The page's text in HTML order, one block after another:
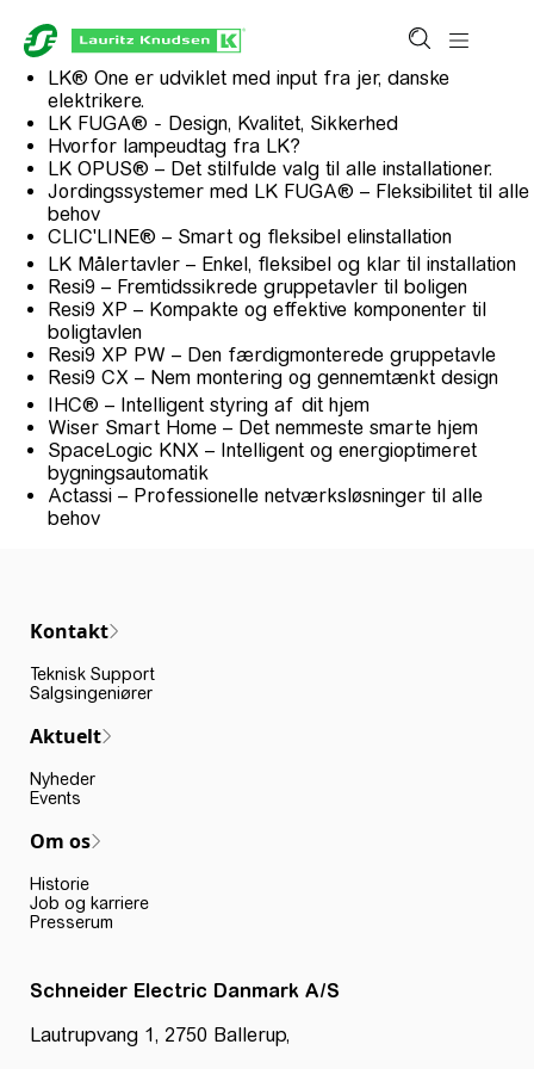
LK® One er udviklet med input fra jer, danske
elektrikere.
LK FUGA® - Design, Kvalitet, Sikkerhed
Hvorfor lampeudtag fra LK?
LK OPUS® – Det stilfulde valg til alle installationer.
Jordingssystemer med LK FUGA® – Fleksibilitet til alle
behov
CLIC'LINE® – Smart og fleksibel elinstallation
LK Målertavler – Enkel, fleksibel og klar til installation
Resi9 – Fremtidssikrede gruppetavler til boligen
Resi9 XP – Kompakte og effektive komponenter til
boligtavlen
Resi9 XP PW – Den færdigmonterede gruppetavle
Resi9 CX – Nem montering og gennemtænkt design
IHC® – Intelligent styring af dit hjem
Wiser Smart Home – Det nemmeste smarte hjem
SpaceLogic KNX – Intelligent og energioptimeret
bygningsautomatik
Actassi – Professionelle netværksløsninger til alle
behov
Kontakt
Teknisk Support
Salgsingeniører
Aktuelt
Nyheder
Events
Om os
Historie
Job og karriere
Presserum
Schneider Electric Danmark A/S
Lautrupvang 1, 2750 Ballerup,